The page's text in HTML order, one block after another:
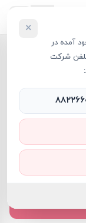
RT9168
آمده در
شرکت
×